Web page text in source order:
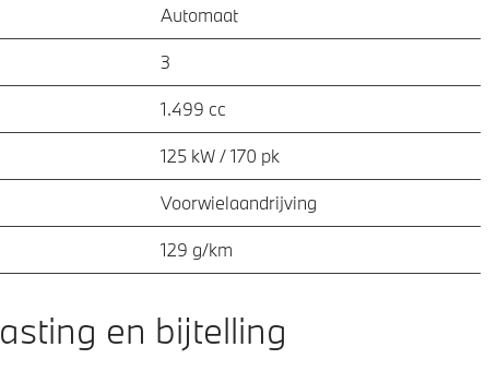
Automaat
3
1.499 cc
125 kW / 170 pk
Voorwielaandrijving
129 g/km
en bijtelling